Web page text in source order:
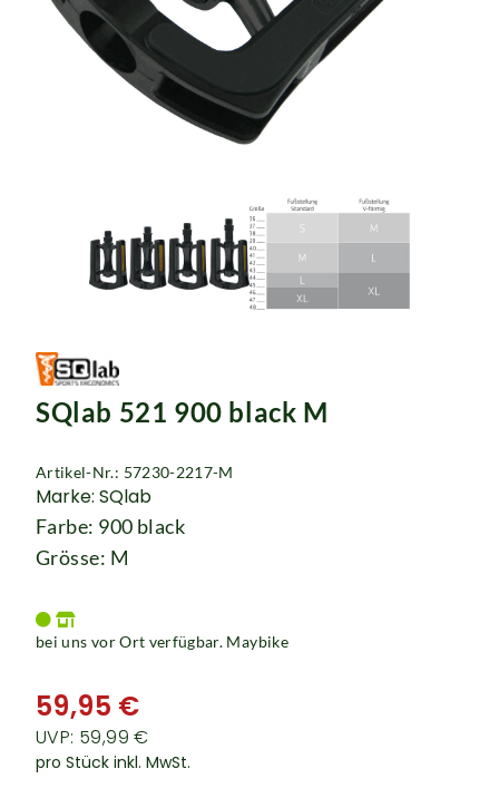
Rucksäcke
Schlösser
SQlab 521 900 black M
Artikel-Nr.: 57230-2217-M
Marke: SQlab
Farbe: 900 black
Grösse: M
bei uns vor Ort verfügbar. Maybike
59,95 €
UVP: 59,99 €
pro Stück inkl. MwSt.